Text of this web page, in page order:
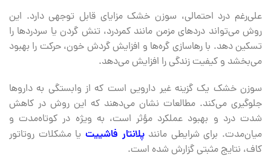
علی‌رغم درد احتمالی، سوزن خشک مزایای قابل توجهی دارد. این
روش می‌تواند دردهای مزمن مانند کمردرد، تنش گردن یا سردردها را
تسکین دهد. با رهاسازی گره‌ها و افزایش گردش خون، حرکت را بهبود
می‌بخشد و کیفیت زندگی را افزایش می‌دهد.
سوزن خشک یک گزینه غیر دارویی است که از وابستگی به داروها
جلوگیری می‌کند. مطالعات نشان می‌دهند که این روش در کاهش
شدت درد و بهبود عملکرد مؤثر است، به ویژه در کوتاه‌مدت و
میان‌مدت. برای شرایطی مانندپلانتار فاشییت یا مشکلات روتاتور
کاف، نتایج مثبتی گزارش شده است.